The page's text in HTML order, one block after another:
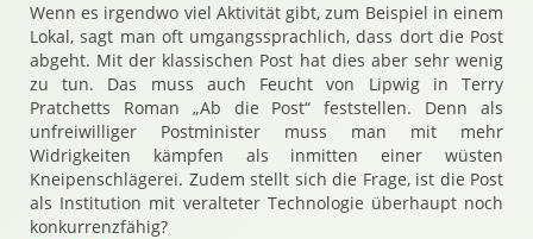
Wenn es irgendwo viel Aktivität gibt, zum Beispiel in einem
Lokal, sagt man oft umgangssprachlich, dass dort die Post
abgeht. Mit der klassischen Post hat dies aber sehr wenig
zu tun. Das muss auch Feucht von Lipwig in Terry
Pratchetts Roman „Ab die Post“ feststellen. Denn als
unfreiwilliger Postminister muss man mit mehr
Widrigkeiten kämpfen als inmitten einer wüsten
Kneipenschlägerei. Zudem stellt sich die Frage, ist die Post
als Institution mit veralteter Technologie überhaupt noch
konkurrenzfähig?